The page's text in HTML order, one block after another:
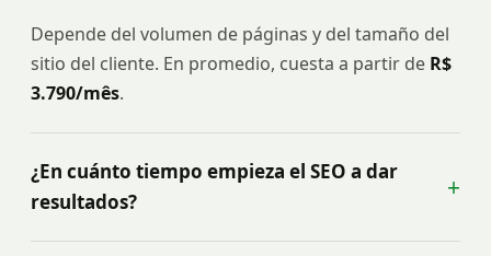
Depende del volumen de páginas y del tamaño del
sitio del cliente. En promedio, cuesta a partir de R$
3.790/mês.
¿En cuánto tiempo empieza el SEO a dar
resultados?
+